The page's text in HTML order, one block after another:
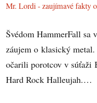
Mr. Lordi - zaujímavé fakty
Švédom HammerFall
záujem o klasický
očarili porotcov v súťaži
Hard Rock Halleujah.…